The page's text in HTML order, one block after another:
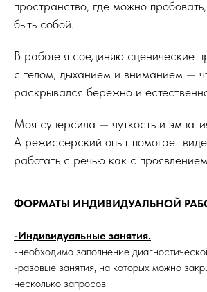
пространство, где можно
быть собой.
В работе я соединяю сценические
с телом, дыханием и вниманием —
раскрывался бережно и
Моя суперсила — чуткость и
А режиссёрский опыт помогает
работать с речью как с
ФОРМАТЫ ИНДИВИДУАЛЬНОЙ
-Индивидуальные занятия.
-необходимо заполнение
-разовые занятия, на которых можно
несколько запросов